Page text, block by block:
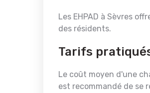
Les EHPAD à Sèvres
des résidents.
Tarifs
Le coût moyen d'une
est recommandé de se